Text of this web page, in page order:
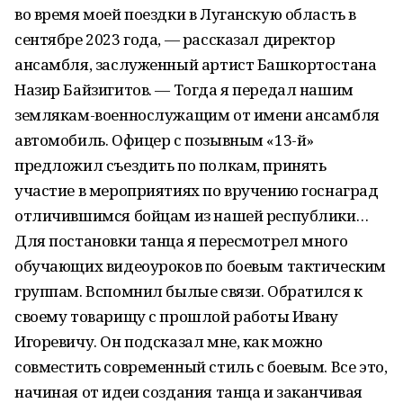
во время моей поездки в Луганскую область в
сентябре 2023 года, — рассказал директор
ансамбля, заслуженный артист Башкортостана
Назир Байзигитов. — Тогда я передал нашим
землякам-военнослужащим от имени ансамбля
автомобиль. Офицер с позывным «13-й»
предложил съездить по полкам, принять
участие в мероприятиях по вручению госнаград
отличившимся бойцам из нашей республики…
Для постановки танца я пересмотрел много
обучающих видеоуроков по боевым тактическим
группам. Вспомнил былые связи. Обратился к
своему товарищу с прошлой работы Ивану
Игоревичу. Он подсказал мне, как можно
совместить современный стиль с боевым. Все это,
начиная от идеи создания танца и заканчивая